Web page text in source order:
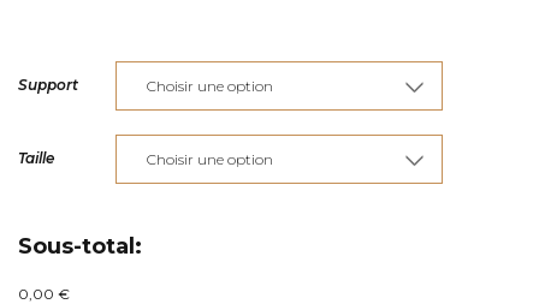
prix :
€90,00
à
€285,00
Support
Taille
Sous-total:
0,00 €